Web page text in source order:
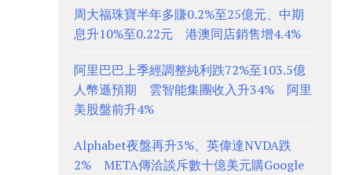
周大福珠寶半年多賺0.2%至25億元、中期
息升10%至0.22元 港澳同店銷售增4.4%
阿里巴巴上季經調整純利跌72%至103.5億
人幣遜預期 雲智能集團收入升34% 阿里
美股盤前升4%
Alphabet夜盤再升3%、英偉達NVDA跌
2% META傳洽談斥數十億美元購Google